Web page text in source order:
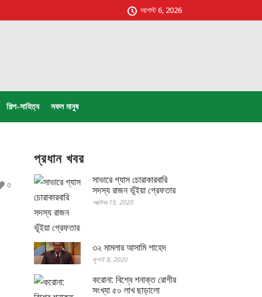
আগস্ট 6, 2026
শিল্প-সাহিত্য সফল মানুষ
0
প্রধান খবর
সাভারে গ্যাস চোরাকারবারি
সদস্য রাজন ভূঁইয়া গ্রেফতার
অক্টোবর 19, 2020
৩২ মামলার আসামি শাহেদ
জুলাই 8, 2020
করোনা: বিশ্বে শনাক্ত রোগীর
সংখ্যা ৫০ লাখ ছাড়ালো